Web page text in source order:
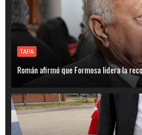
TAPA
Román afirmó que Formosa lidera la